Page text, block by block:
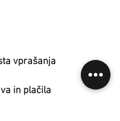
vprašanja
in plačila